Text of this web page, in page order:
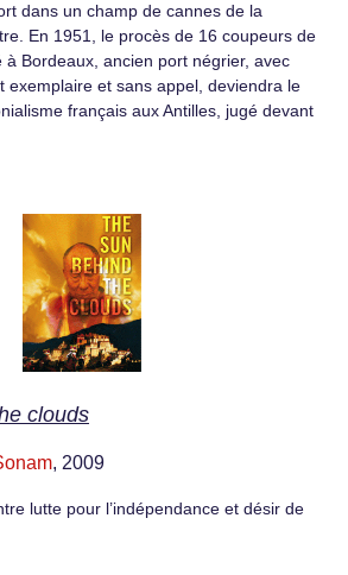
dans un champ de cannes de la
En 1951, le procès de 16 coupeurs de
Bordeaux, ancien port négrier, avec
exemplaire et sans appel, deviendra le
français aux Antilles, jugé devant
clouds
, 2009
lutte pour l’indépendance et désir de